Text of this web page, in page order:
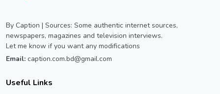
By Caption | Sources: Some authentic internet sources,
newspapers, magazines and television interviews.
Let me know if you want any modifications
Email: caption.com.bd@gmail.com
Useful Links